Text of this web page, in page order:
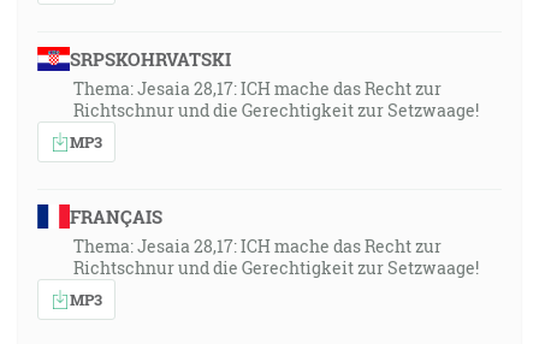
SRPSKOHRVATSKI
Thema: Jesaia 28,17: ICH mache das Recht zur
Richtschnur und die Gerechtigkeit zur Setzwaage!
MP3
FRANÇAIS
Thema: Jesaia 28,17: ICH mache das Recht zur
Richtschnur und die Gerechtigkeit zur Setzwaage!
MP3